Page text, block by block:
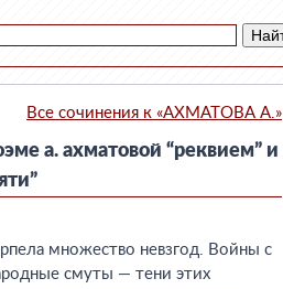
Все сочинения к «АХМАТОВА А.»
а. ахматовой “реквием” и
множество невзгод. Войны с
смуты — тени этих